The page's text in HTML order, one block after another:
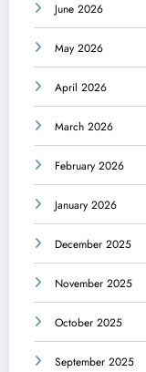
June 2026
May 2026
April 2026
March 2026
February 2026
January 2026
December 2025
November 2025
October 2025
September 2025